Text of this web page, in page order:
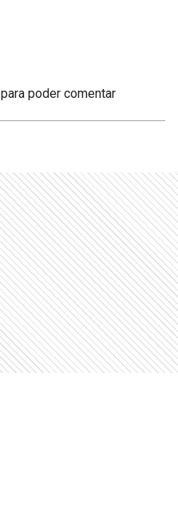
para poder comentar